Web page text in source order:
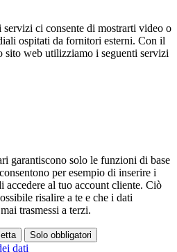
servizi ci consente di mostrarti video o
ospitati da fornitori esterni. Con il
sito web utilizziamo i seguenti servizi
garantiscono solo le funzioni di base
per esempio di inserire i
accedere al tuo account cliente. Ciò
risalire a te e che i dati
trasmessi a terzi.
Solo obbligatori
dati